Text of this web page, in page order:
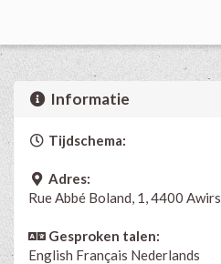
Informatie
Tijdschema:
Adres:
Rue Abbé Boland, 1, 4400 Awirs
Gesproken talen:
English Français Nederlands